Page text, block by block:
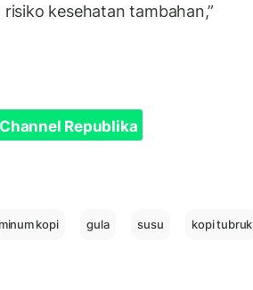
kesehatan tambahan,”
Republika
minum kopi gula susu kopi tubruk